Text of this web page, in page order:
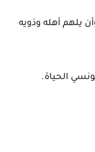
يلهم أهله وذويه
الحياة.